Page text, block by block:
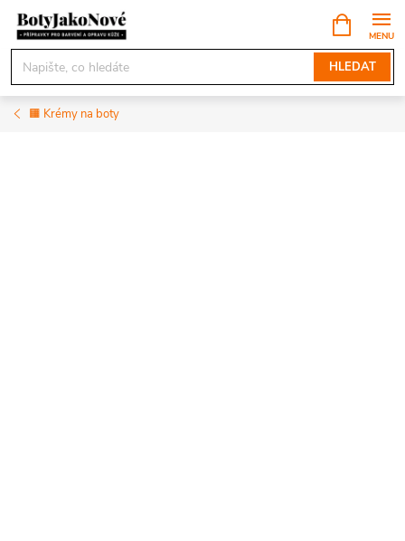
Přejít
obsah
HLEDAT
NÁKUPNÍ
KOŠÍK
🟧 Krémy na boty